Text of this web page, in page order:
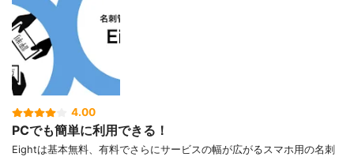
4.00
PCでも簡単に利用できる！
Eightは基本無料、有料でさらにサービスの幅が広がるスマホ用の名刺